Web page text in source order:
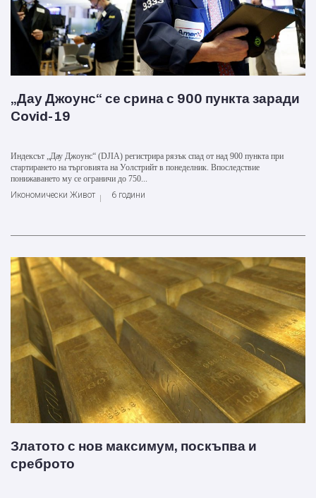
„Дау Джоунс“ се срина с 900 пункта заради
Covid-19
Индексът „Дау Джоунс“ (DJIA) регистрира рязък спад от над 900 пункта при
стартирането на търговията на Уолстрийт в понеделник. Впоследствие
понижаването му се ограничи до 750...
Икономически Живот
6 години
Златото с нов максимум, поскъпва и
среброто